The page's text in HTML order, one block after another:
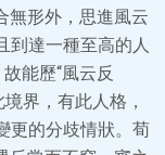
無形外，思進風云
到達一種至高的人
能歷“風云反
界，有此人格，
更的分歧情狀。荀